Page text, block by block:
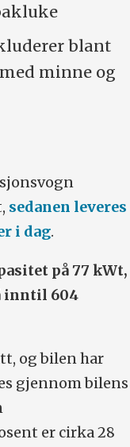
blant
minne og
sedanen leveres
i dag.
på 77 kWt,
inntil 604
og bilen har
gjennom bilens
er cirka 28